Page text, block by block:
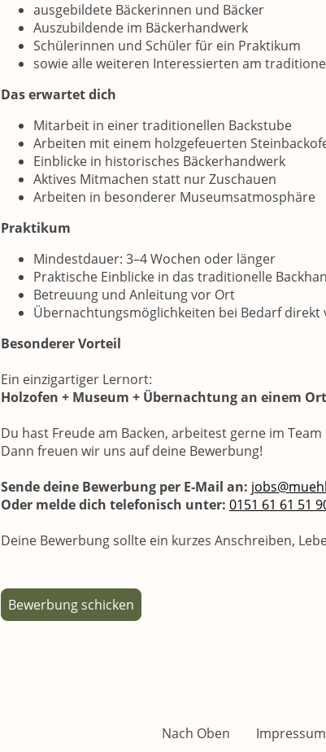
ausgebildete Bäckerinnen und Bäcker
Auszubildende im Bäckerhandwerk
Schülerinnen und Schüler für ein Praktikum
sowie alle weiteren Interessierten am
Das erwartet dich
Mitarbeit in einer traditionellen Backstube
Arbeiten mit einem holzgefeuerten
Einblicke in historisches Bäckerhandwerk
Aktives Mitmachen statt nur Zuschauen
Arbeiten in besonderer Museumsatmosphäre
Praktikum
Mindestdauer: 3–4 Wochen oder länger
Praktische Einblicke in das traditionelle
Betreuung und Anleitung vor Ort
Übernachtungsmöglichkeiten bei Bedarf direkt
Besonderer Vorteil
Ein einzigartiger Lernort:
Holzofen + Museum + Übernachtung an einem Ort
Du hast Freude am Backen, arbeitest gerne im
Dann freuen wir uns auf deine Bewerbung!
Sende deine Bewerbung per E-Mail an:
Oder melde dich telefonisch unter: 0151 61 61 51
Deine Bewerbung sollte ein kurzes Anschreiben,
Bewerbung schicken
Nach Oben Impressum